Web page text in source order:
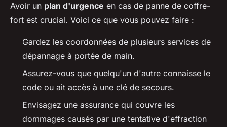
Avoir un plan d'urgence en cas de panne de coffre-
fort est crucial. Voici ce que vous pouvez faire :
Gardez les coordonnées de plusieurs services de
dépannage à portée de main.
Assurez-vous que quelqu'un d'autre connaisse le
code ou ait accès à une clé de secours.
Envisagez une assurance qui couvre les
dommages causés par une tentative d'effraction